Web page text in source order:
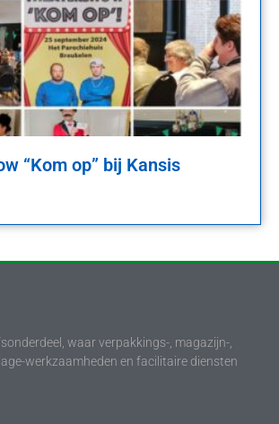
“Kom op” bij Kansis
waar verpakkings-, magazijn-,
werkzaamheden en facilitaire diensten